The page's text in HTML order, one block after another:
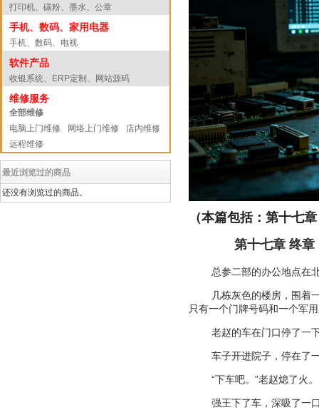
打印机、碳粉、墨水、公章
手机、数码、家用电器
手机、数码、电视
软件产品
收银系统、ERP定制、网站源码
维修服务
全部维修
电脑上门维修
网络上门维修
店内维修
远程维修
最近浏览过的商品
还没有浏览过的商品。
（本篇包括：第十七
第十七章 终
总参二部的办公地点在
几栋灰色的楼房，围着
只有一个门牌号码和一个军
老赵的车在门口停了一
车子开进院子，停在了
“下车吧。 ”老赵熄了火。
强王下了车，深吸了一